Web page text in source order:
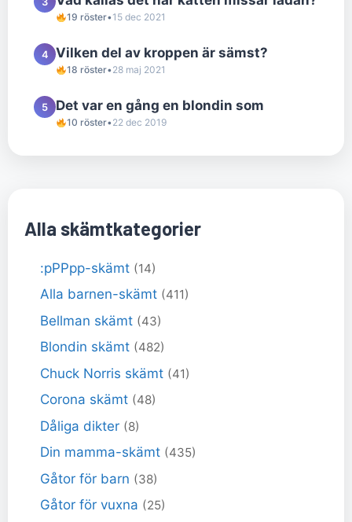
19 röster•15 dec 2021
4 Vilken del av kroppen är sämst?
18 röster•28 maj 2021
5 Det var en gång en blondin som
10 röster•22 dec 2019
Alla skämtkategorier
:pPPpp-skämt (14)
Alla barnen-skämt (411)
Bellman skämt (43)
Blondin skämt (482)
Chuck Norris skämt (41)
Corona skämt (48)
Dåliga dikter (8)
Din mamma-skämt (435)
Gåtor för barn (38)
Gåtor för vuxna (25)